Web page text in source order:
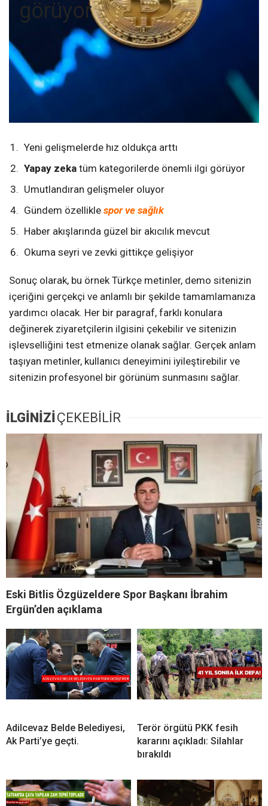
görüyor
Yeni gelişmelerde hız oldukça arttı
Yapay zeka tüm kategorilerde önemli ilgi görüyor
Umutlandıran gelişmeler oluyor
Gündem özellikle spor ve sağlık
Haber akışlarında güzel bir akıcılık mevcut
Okuma seyri ve zevki gittikçe gelişiyor
Sonuç olarak, bu örnek Türkçe metinler, demo sitenizin
içeriğini gerçekçi ve anlamlı bir şekilde tamamlamanıza
yardımcı olacak. Her bir paragraf, farklı konulara
değinerek ziyaretçilerin ilgisini çekebilir ve sitenizin
işlevselliğini test etmenize olanak sağlar. Gerçek anlam
taşıyan metinler, kullanıcı deneyimini iyileştirebilir ve
sitenizin profesyonel bir görünüm sunmasını sağlar.
İLGİNİZİ ÇEKEBİLİR
Eski Bitlis Özgüzeldere Spor Başkanı İbrahim
Ergün’den açıklama
Adilcevaz Belde Belediyesi,
Ak Parti’ye geçti.
Terör örgütü PKK fesih
kararını açıkladı: Silahlar
bırakıldı